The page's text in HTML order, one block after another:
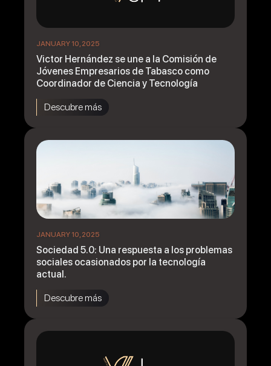
JANUARY 10, 2025
Victor Hernández se une a la Comisión de
Jóvenes Empresarios de Tabasco como
Coordinador de Ciencia y Tecnología
Descubre más
JANUARY 10, 2025
Sociedad 5.0: Una respuesta a los problemas
sociales ocasionados por la tecnología
actual.
Descubre más